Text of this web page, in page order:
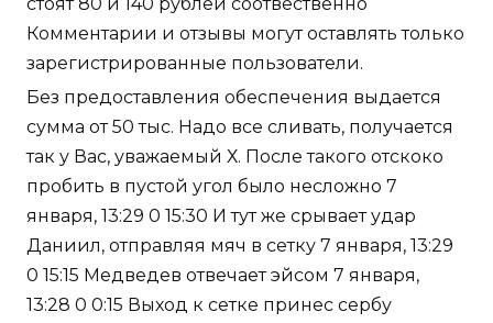
стоят 80 и 140 рублей соотвественно
Комментарии и отзывы могут оставлять только
зарегистрированные пользователи.
Без предоставления обеспечения выдается
сумма от 50 тыс. Надо все сливать, получается
так у Вас, уважаемый Х. После такого отскоко
пробить в пустой угол было несложно 7
января, 13:29 0 15:30 И тут же срывает удар
Даниил, отправляя мяч в сетку 7 января, 13:29
0 15:15 Медведев отвечает эйсом 7 января,
13:28 0 0:15 Выход к сетке принес сербу